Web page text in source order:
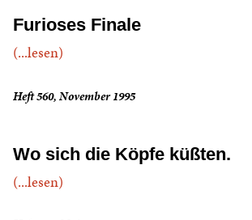
Furioses Finale
(...lesen)
Heft 560, November 1995
Wo sich die Köpfe küßten.
(...lesen)